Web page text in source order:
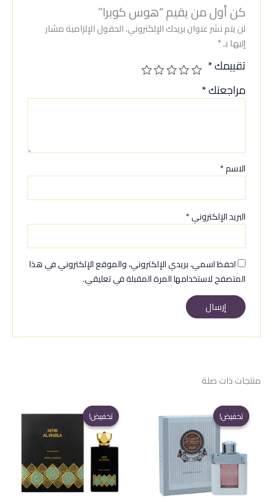
كن أول من يقيم “هوس كوبرا”
لن يتم نشر عنوان بريدك الإلكتروني.الحقول الإلزامية مشار
إليها بـ*
تقييمك*
مراجعتك*
الاسم*
البريد الإلكتروني*
احفظ اسمي، بريدي الإلكتروني، والموقع الإلكتروني في هذا
المتصفح لاستخدامها المرة المقبلة في تعليقي.
منتجات ذات صلة
تخفيض!
تخفيض! تخفيض!
تخفيض!